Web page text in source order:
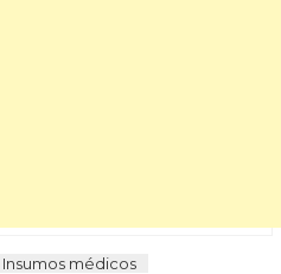
Insumos médicos